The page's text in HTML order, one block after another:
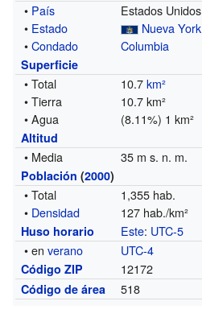
• País
Estados Unidos
• Estado
Nueva York
•Condado Columbia
Superficie
• Total 10.7km²
• Tierra
10.7 km²
• Agua
(8.11%) 1 km²
Altitud
• Media 35 m s. n. m.
Población (2000)
• Total
1,355 hab.
• Densidad 127 hab./km²
Huso horario Este: UTC-5
• enverano UTC-4
Código ZIP 12172
Código de área 518